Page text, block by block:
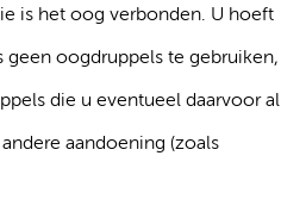
is het oog verbonden. U hoeft
geen oogdruppels te gebruiken,
die u eventueel daarvoor al
aandoening (zoals